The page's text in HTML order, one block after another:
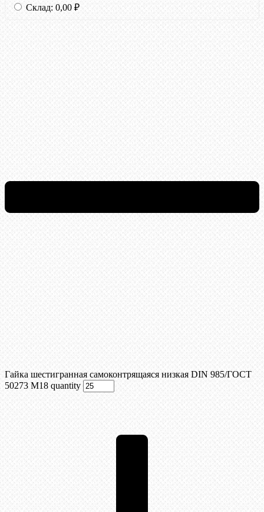
Склад: 0,00 ₽
Гайка шестигранная самоконтрящаяся низкая DIN 985/ГОСТ
50273 М18 quantity